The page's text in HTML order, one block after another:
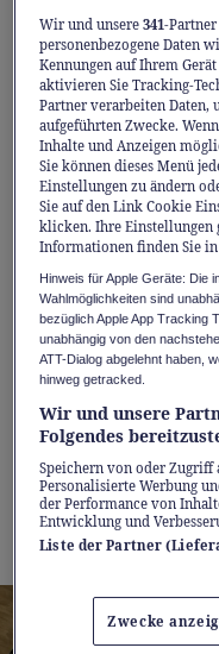
Momente
zeigen, wie
Vergnügen wird.
1. Alles an
Lichterglanz
Wer seine
möchte, findet in
in über 80
kann hier
Begleitet wird
strahlendem
Kamin leuchtet
glitzernde
Wir und unsere341-
personenbezogene Daten
Kennungen auf Ihrem
aktivieren Sie Tracking-
Partner verarbeiten Daten,
aufgeführten Zwecke.
Inhalte und Anzeigen
Sie können dieses Menü
Einstellungen zu ändern
Sie auf den Link Cookie
klicken. Ihre Einstellungen
Informationen finden Sie
Hinweis für Apple Geräte: Die
Wahlmöglichkeiten sind
bezüglich Apple App Tracking
unabhängig von den
ATT-Dialog abgelehnt haben,
hinweg getracked.
Wir und unsere
Folgendes
Speichern von oder Zugriff
Personalisierte Werbung
der Performance von
Entwicklung und
Liste der Partner
Zwecke